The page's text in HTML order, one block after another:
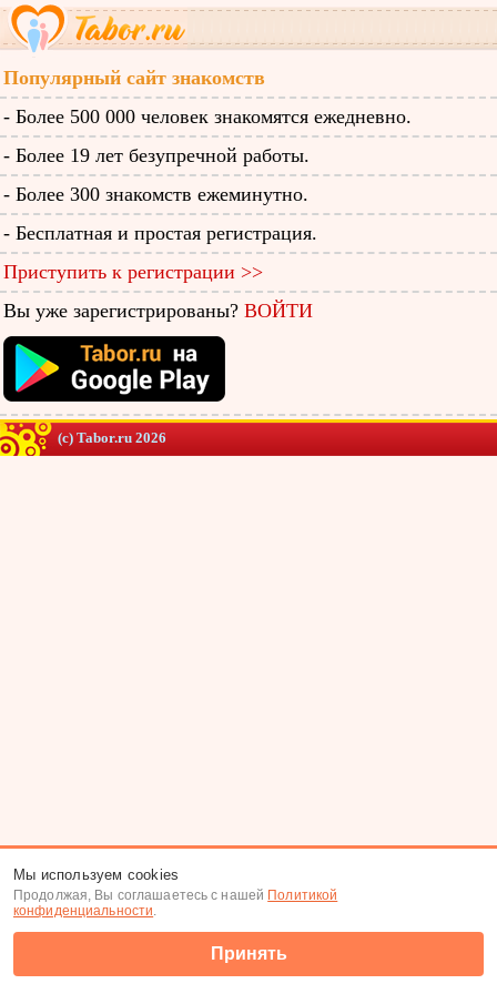
Популярный сайт знакомств
- Более 500 000 человек знакомятся ежедневно.
- Более 19 лет безупречной работы.
- Более 300 знакомств ежеминутно.
- Бесплатная и простая регистрация.
Приступить к регистрации >>
Вы уже зарегистрированы? ВОЙТИ
(c) Tabor.ru 2026
Мы используем cookies
Продолжая, Вы соглашаетесь с нашей Политикой
конфиденциальности.
Принять